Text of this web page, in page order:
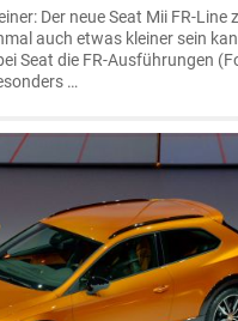
Der neue Seat Mii FR-Line
auch etwas kleiner sein
Seat die FR-Ausführungen
…